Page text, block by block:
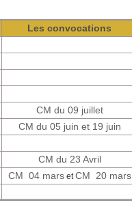
Les convocations
CM du 09 juillet
CM du 05 juin et 19 juin
CM du 23 Avril
CM 04 marsetCM 20 mars